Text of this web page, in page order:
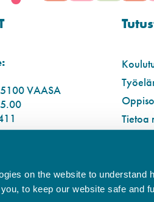
on the website to
to keep our website safe and
VAASA
VAASA
Tietoa